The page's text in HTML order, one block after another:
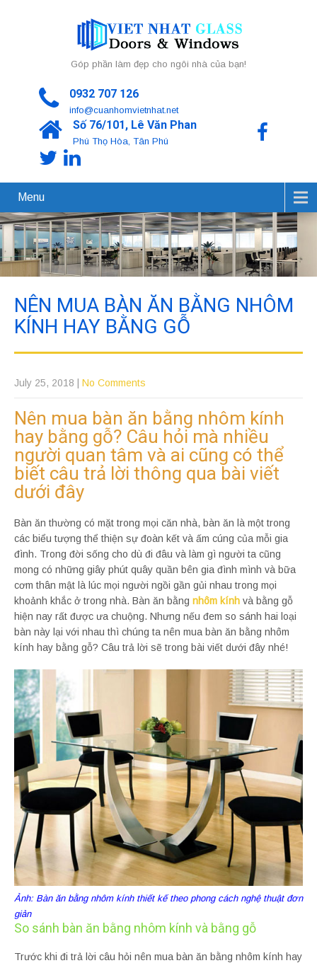
Góp phần làm đẹp cho ngôi nhà của bạn!
0932 707 126
info@cuanhomvietnhat.net
Số 76/101, Lê Văn Phan
Phú Thọ Hòa, Tân Phú
Menu
NÊN MUA BÀN ĂN BẰNG NHÔM
KÍNH HAY BẰNG GỖ
July 25, 2018 | No Comments
Nên mua bàn ăn bằng nhôm kính
hay bằng gỗ? Câu hỏi mà nhiều
người quan tâm và ai cũng có thể
biết câu trả lời thông qua bài viết
dưới đây
Bàn ăn thường có mặt trong mọi căn nhà, bàn ăn là một trong
các biểu tượng thể thiện sự đoàn kết và ấm cúng của mỗi gia
đình. Trong đời sống cho dù đi đâu và làm gì người ta cũng
mong có những giây phút quây quần bên gia đình mình và bữa
cơm thân mật là lúc mọi người ngồi gần gủi nhau trong mọi
khoảnh khắc ở trong nhà. Bàn ăn bằng nhôm kính và bằng gỗ
hiện nay rất được ưa chuộng. Nhưng nếu đem so sánh hai loại
bàn này lại với nhau thì chúng ta nên mua bàn ăn bằng nhôm
kính hay bằng gỗ? Câu trả lời sẽ trong bài viết dưới đây nhé!
Ảnh: Bàn ăn bằng nhôm kính thiết kế theo phong cách nghệ thuật đơn
giản
So sánh bàn ăn bằng nhôm kính và bằng gỗ
Trước khi đi trả lời câu hỏi nên mua bàn ăn bằng nhôm kính hay